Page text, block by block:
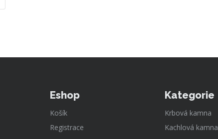
Eshop
Košík
Registrace
Kategorie
Krbová kamna
Kachlová kamna